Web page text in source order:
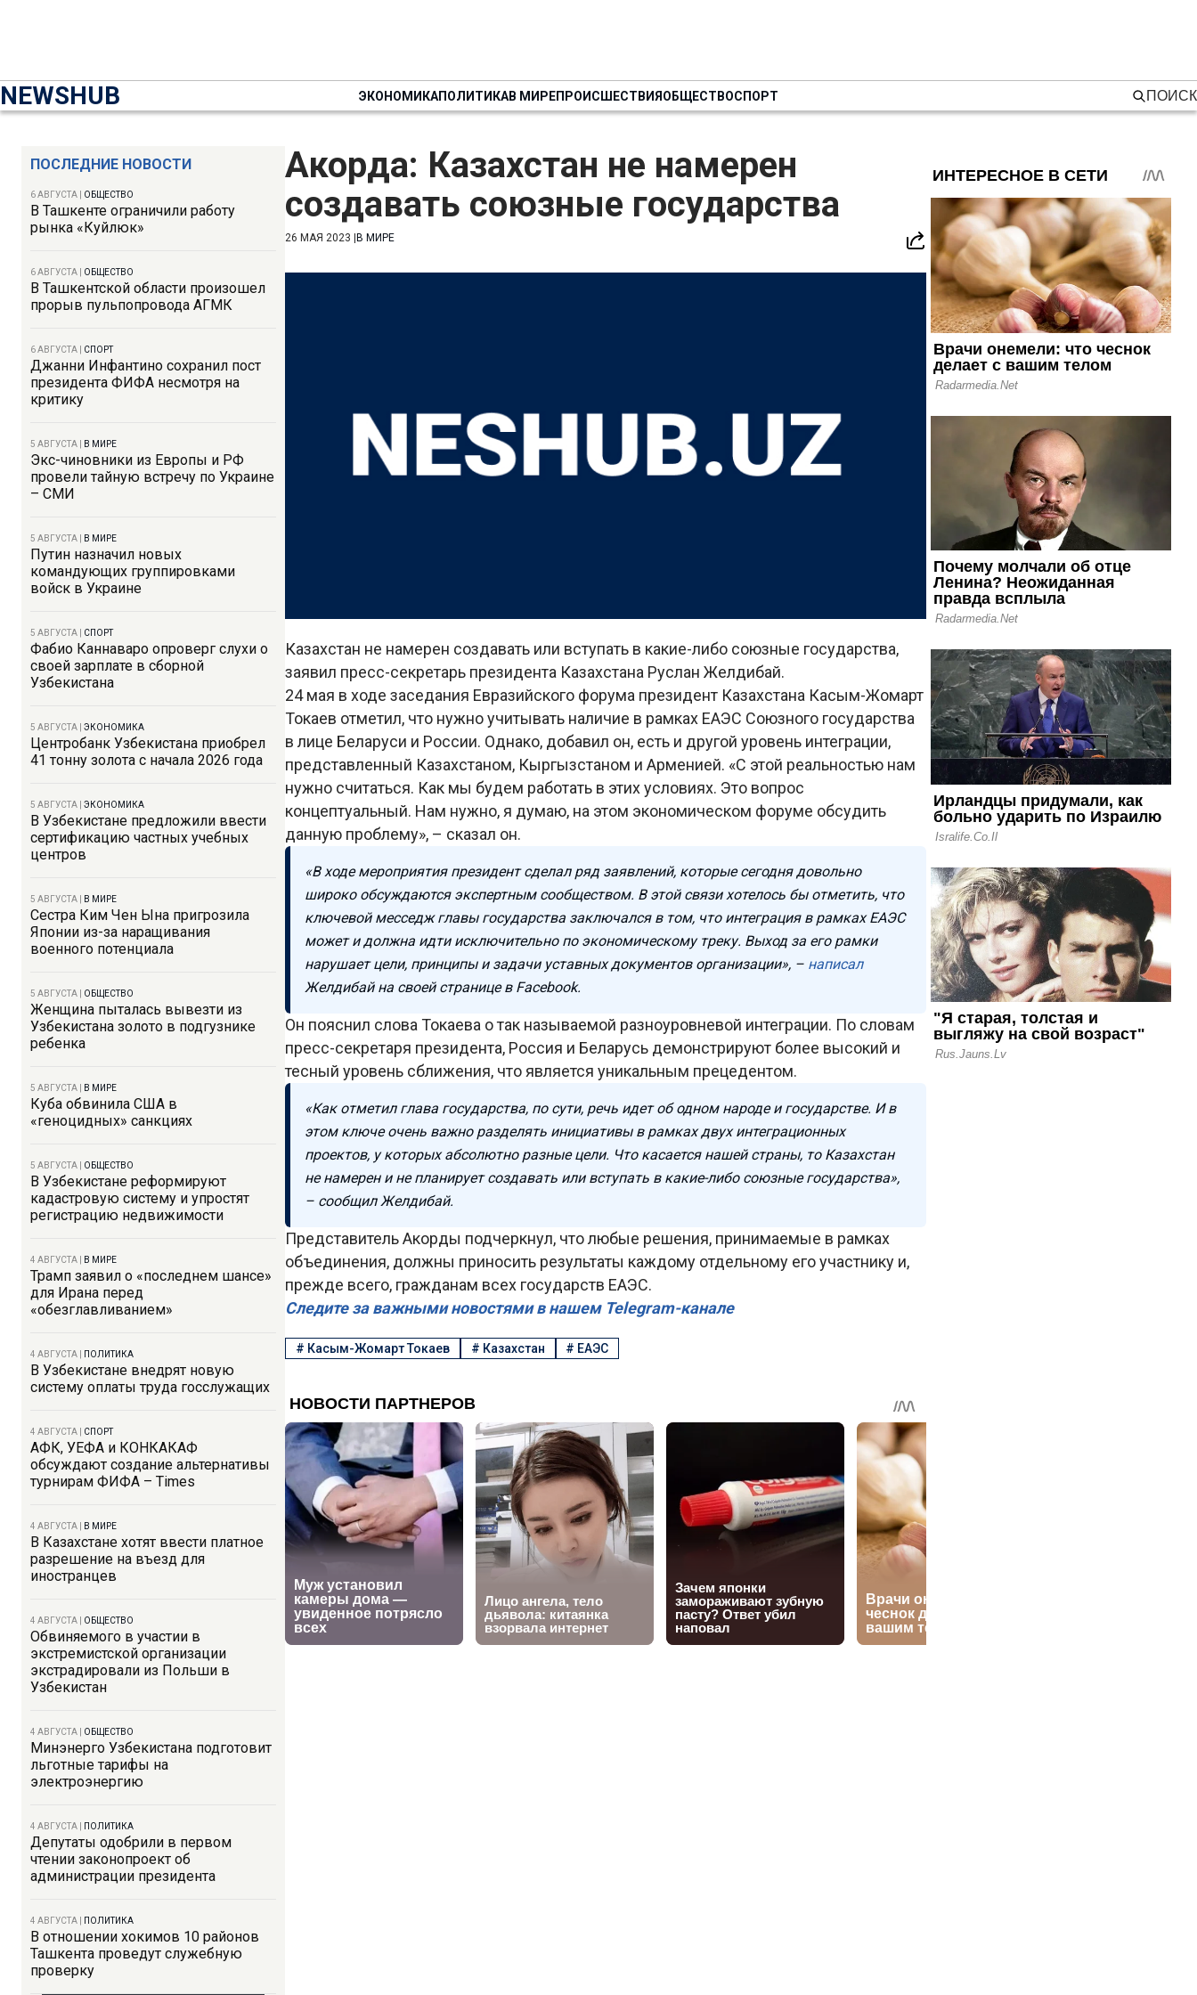
NEWSHUB ЭКОНОМИКАПОЛИТИКАВ МИРЕПРОИСШЕСТВИЯОБЩЕСТВОСПОРТ ПОИСК
ПОСЛЕДНИЕ НОВОСТИ
6 АВГУСТА ОБЩЕСТВО
В Ташкенте ограничили работу
рынка «Куйлюк»
6 АВГУСТА ОБЩЕСТВО
В Ташкентской области произошел
прорыв пульпопровода АГМК
6 АВГУСТА СПОРТ
Джанни Инфантино сохранил пост
президента ФИФА несмотря на
критику
5 АВГУСТА В МИРЕ
Экс-чиновники из Европы и РФ
провели тайную встречу по Украине
– СМИ
5 АВГУСТА В МИРЕ
Путин назначил новых
командующих группировками
войск в Украине
5 АВГУСТА СПОРТ
Фабио Каннаваро опроверг слухи о
своей зарплате в сборной
Узбекистана
5 АВГУСТА ЭКОНОМИКА
Центробанк Узбекистана приобрел
41 тонну золота с начала 2026 года
5 АВГУСТА ЭКОНОМИКА
В Узбекистане предложили ввести
сертификацию частных учебных
центров
5 АВГУСТА В МИРЕ
Сестра Ким Чен Ына пригрозила
Японии из-за наращивания
военного потенциала
5 АВГУСТА ОБЩЕСТВО
Женщина пыталась вывезти из
Узбекистана золото в подгузнике
ребенка
5 АВГУСТА В МИРЕ
Куба обвинила США в
«геноцидных» санкциях
5 АВГУСТА ОБЩЕСТВО
В Узбекистане реформируют
кадастровую систему и упростят
регистрацию недвижимости
4 АВГУСТА В МИРЕ
Трамп заявил о «последнем шансе»
для Ирана перед
«обезглавливанием»
4 АВГУСТА ПОЛИТИКА
В Узбекистане внедрят новую
систему оплаты труда госслужащих
4 АВГУСТА СПОРТ
АФК, УЕФА и КОНКАКАФ
обсуждают создание альтернативы
турнирам ФИФА – Times
4 АВГУСТА В МИРЕ
В Казахстане хотят ввести платное
разрешение на въезд для
иностранцев
4 АВГУСТА ОБЩЕСТВО
Обвиняемого в участии в
экстремистской организации
экстрадировали из Польши в
Узбекистан
4 АВГУСТА ОБЩЕСТВО
Минэнерго Узбекистана подготовит
льготные тарифы на
электроэнергию
4 АВГУСТА ПОЛИТИКА
Депутаты одобрили в первом
чтении законопроект об
администрации президента
4 АВГУСТА ПОЛИТИКА
В отношении хокимов 10 районов
Ташкента проведут служебную
проверку
Акорда: Казахстан не намерен
создавать союзные государства
26 МАЯ 2023 В МИРЕ
Казахстан не намерен создавать или вступать в какие-либо союзные государства,
заявил пресс-секретарь президента Казахстана Руслан Желдибай.
24 мая в ходе заседания Евразийского форума президент Казахстана Касым-Жомарт
Токаев отметил, что нужно учитывать наличие в рамках ЕАЭС Союзного государства
в лице Беларуси и России. Однако, добавил он, есть и другой уровень интеграции,
представленный Казахстаном, Кыргызстаном и Арменией. «С этой реальностью нам
нужно считаться. Как мы будем работать в этих условиях. Это вопрос
концептуальный. Нам нужно, я думаю, на этом экономическом форуме обсудить
данную проблему», – сказал он.
«В ходе мероприятия президент сделал ряд заявлений, которые сегодня довольно
широко обсуждаются экспертным сообществом. В этой связи хотелось бы отметить, что
ключевой месседж главы государства заключался в том, что интеграция в рамках ЕАЭС
может и должна идти исключительно по экономическому треку. Выход за его рамки
нарушает цели, принципы и задачи уставных документов организации», – написал
Желдибай на своей странице в Facebook.
Он пояснил слова Токаева о так называемой разноуровневой интеграции. По словам
пресс-секретаря президента, Россия и Беларусь демонстрируют более высокий и
тесный уровень сближения, что является уникальным прецедентом.
«Как отметил глава государства, по сути, речь идет об одном народе и государстве. И в
этом ключе очень важно разделять инициативы в рамках двух интеграционных
проектов, у которых абсолютно разные цели. Что касается нашей страны, то Казахстан
не намерен и не планирует создавать или вступать в какие-либо союзные государства»,
– сообщил Желдибай.
Представитель Акорды подчеркнул, что любые решения, принимаемые в рамках
объединения, должны приносить результаты каждому отдельному его участнику и,
прежде всего, гражданам всех государств ЕАЭС.
Следите за важными новостями в нашем Telegram-канале
# Касым-Жомарт Токаев # Казахстан # ЕАЭС